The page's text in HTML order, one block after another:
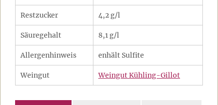
Restzucker 4,2 g/l
Säuregehalt 8,1 g/l
Allergenhinweis enhält Sulfite
Weingut Weingut Kühling-Gillot